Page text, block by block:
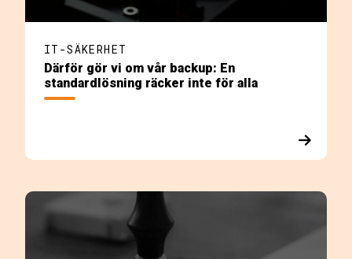
IT-SÄKERHET
Därför gör vi om vår backup: En
standardlösning räcker inte för alla